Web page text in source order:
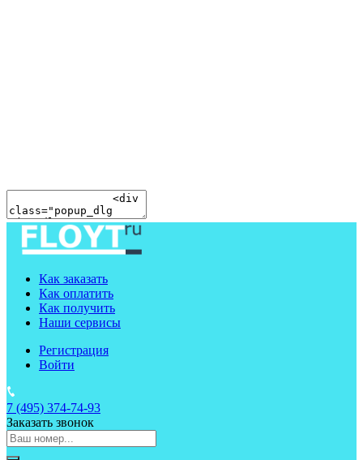
Как заказать
Как оплатить
Как получить
Наши сервисы
Регистрация
Войти
7 (495) 374-74-93
Заказать звонок